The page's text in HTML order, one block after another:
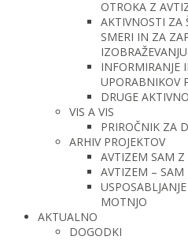
OTROKA Z
AKTIVNOSTI ZA
SMERI IN ZA
IZOBRAŽEVANJU
INFORMIRANJE
UPORABNIKOV
DRUGE
VIS A VIS
PRIROČNIK ZA
ARHIV PROJEKTOV
AVTIZEM SAM
AVTIZEM – SAM
MOTNJO
AKTUALNO
DOGODKI